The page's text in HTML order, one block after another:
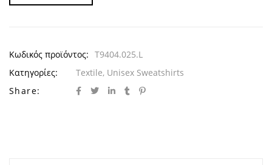
Κωδικός προϊόντος: T9404.025.L
Κατηγορίες:
Textile, Unisex Sweatshirts
Share: